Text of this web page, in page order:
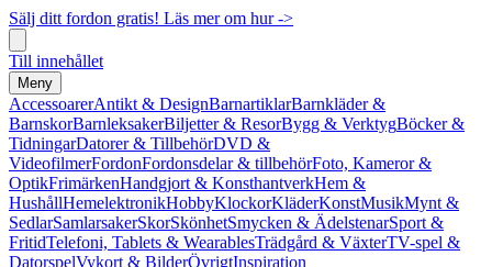
Sälj ditt fordon gratis! Läs mer om hur ->
Till innehållet
Meny
AccessoarerAntikt & DesignBarnartiklarBarnkläder &
BarnskorBarnleksakerBiljetter & ResorBygg & VerktygBöcker &
TidningarDatorer & TillbehörDVD &
VideofilmerFordonFordonsdelar & tillbehörFoto, Kameror &
OptikFrimärkenHandgjort & KonsthantverkHem &
HushållHemelektronikHobbyKlockorKläderKonstMusikMynt &
SedlarSamlarsakerSkorSkönhetSmycken & ÄdelstenarSport &
FritidTelefoni, Tablets & WearablesTrädgård & VäxterTV-spel &
DatorspelVykort & BilderÖvrigtInspiration